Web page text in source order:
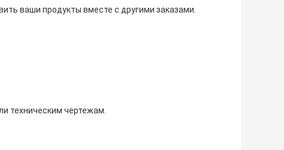
ваши продукты вместе с другими заказами.
техническим чертежам.